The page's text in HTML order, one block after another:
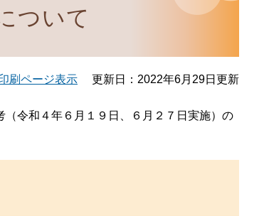
ついて
刷ページ表示 更新日：2022年6月29日更新
令和４年６月１９日、６月２７日実施）の